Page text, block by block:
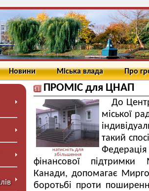
Новини Міська влада Про
ПРОМІС для ЦНАП
натисніть для
збільшення
До
міської
такий
фінансової підтримки
Канади, допомагає
боротьбі проти